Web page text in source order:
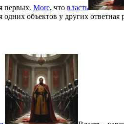
первых. More, что власть
объектов у других ответная